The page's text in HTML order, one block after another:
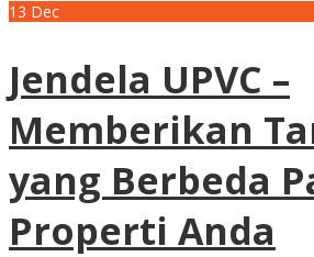
13 Dec
Jendela UPVC –
Memberikan
yang Berbeda
Properti Anda